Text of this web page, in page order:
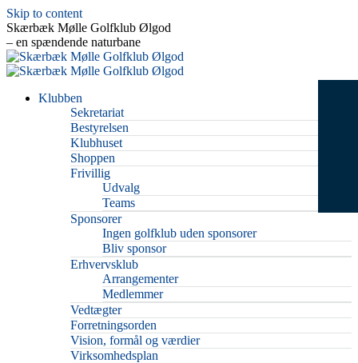
Skip to content
Skærbæk Mølle Golfklub Ølgod
– en spændende naturbane
Klubben
Sekretariat
Bestyrelsen
Klubhuset
Shoppen
Frivillig
Udvalg
Teams
Sponsorer
Ingen golfklub uden sponsorer
Bliv sponsor
Erhvervsklub
Arrangementer
Medlemmer
Vedtægter
Forretningsorden
Vision, formål og værdier
Virksomhedsplan